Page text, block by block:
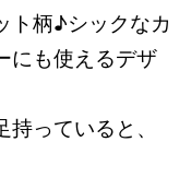
ト柄♪シックなカ
にも使えるデザ
っていると、